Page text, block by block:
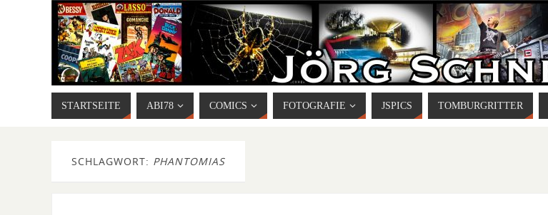
STARTSEITE ABI78 COMICS FOTOGRAFIE JSPICS TOMBURGRITTER
SCHLAGWORT: PHANTOMIAS